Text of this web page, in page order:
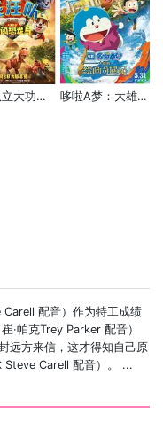
汪汪队立大功大电影3：勇闯恐龙岛 哆啦A梦：大雄的绘画奇遇记
Carell 配音）作为特工成绩
·帕克Trey Parker 配音）
远方来信，这才得知自己原
Steve Carell 配音）。 ...